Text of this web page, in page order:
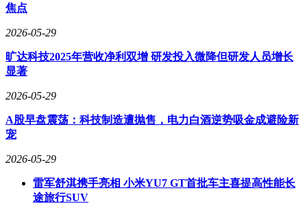
焦点
2026-05-29
旷达科技2025年营收净利双增 研发投入微降但研发人员增长
显著
2026-05-29
A股早盘震荡：科技制造遭抛售，电力白酒逆势吸金成避险新
宠
2026-05-29
雷军舒淇携手亮相 小米YU7 GT首批车主喜提高性能长
途旅行SUV